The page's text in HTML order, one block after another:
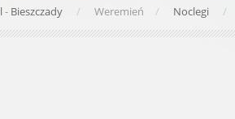
- Bieszczady Weremień Noclegi